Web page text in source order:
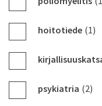
hoitotiede (1)
psykiatria (2)